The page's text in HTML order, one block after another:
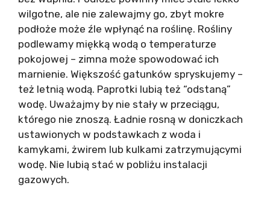
wilgotne, ale nie zalewajmy go, zbyt mokre
podłoże może źle wpłynąć na roślinę. Rośliny
podlewamy miękką wodą o temperaturze
pokojowej – zimna może spowodować ich
marnienie. Większość gatunków spryskujemy –
też letnią wodą. Paprotki lubią też “odstaną”
wodę. Uważajmy by nie stały w przeciągu,
którego nie znoszą. Ładnie rosną w doniczkach
ustawionych w podstawkach z woda i
kamykami, żwirem lub kulkami zatrzymującymi
wodę. Nie lubią stać w pobliżu instalacji
gazowych.